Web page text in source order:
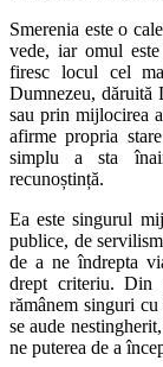
Smerenia este o
vede, iar omul
firesc locul cel
Dumnezeu, dăruită
sau prin mijlocirea
afirme propria
simplu a sta
recunoștință.
Ea este singurul
publice, de
de a ne îndrepta
drept criteriu. Din
rămânem singuri
se aude
ne puterea de a